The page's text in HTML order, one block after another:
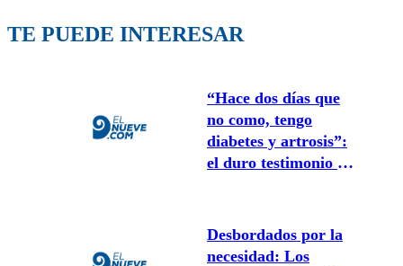
TE PUEDE INTERESAR
“Hace dos días que
no como, tengo
diabetes y artrosis”:
el duro testimonio de
Desbordados por la
necesidad: Los